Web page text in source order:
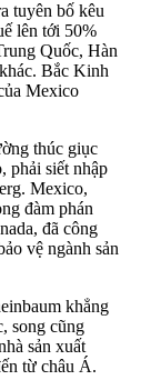
tuyên bố kêu
lên tới 50%
Quốc, Hàn
Bắc Kinh
Mexico
thúc giục
phải siết nhập
Mexico,
đàm phán
đã công
vệ ngành sản
khẳng
song cũng
sản xuất
từ châu Á.